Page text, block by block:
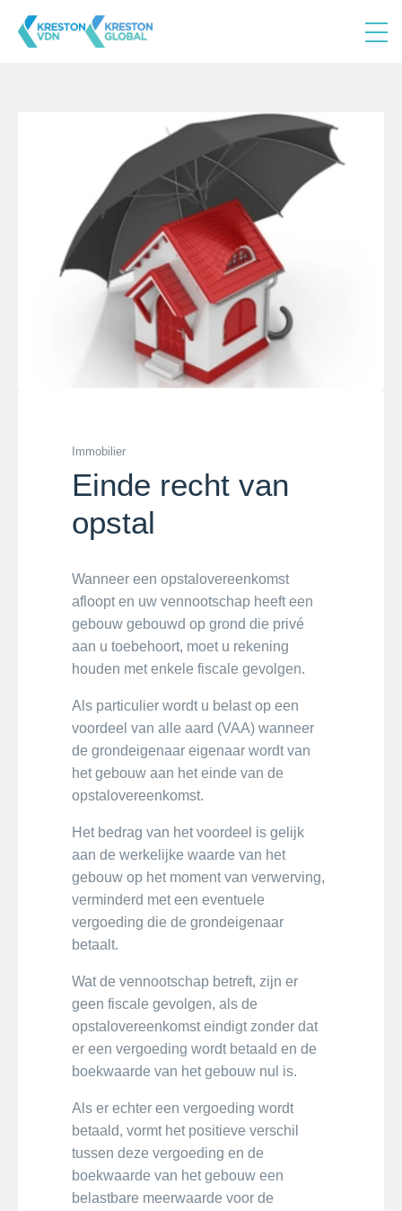
Immobilier
Einde recht van
opstal
Wanneer een opstalovereenkomst
afloopt en uw vennootschap heeft een
gebouw gebouwd op grond die privé
aan u toebehoort, moet u rekening
houden met enkele fiscale gevolgen.
Als particulier wordt u belast op een
voordeel van alle aard (VAA) wanneer
de grondeigenaar eigenaar wordt van
het gebouw aan het einde van de
opstalovereenkomst.
Het bedrag van het voordeel is gelijk
aan de werkelijke waarde van het
gebouw op het moment van verwerving,
verminderd met een eventuele
vergoeding die de grondeigenaar
betaalt.
Wat de vennootschap betreft, zijn er
geen fiscale gevolgen, als de
opstalovereenkomst eindigt zonder dat
er een vergoeding wordt betaald en de
boekwaarde van het gebouw nul is.
Als er echter een vergoeding wordt
betaald, vormt het positieve verschil
tussen deze vergoeding en de
boekwaarde van het gebouw een
belastbare meerwaarde voor de